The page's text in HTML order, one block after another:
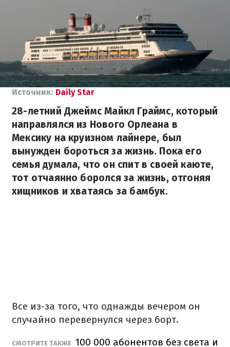
Источник: Daily Star
28-летний Джеймс Майкл Граймс, который
направлялся из Нового Орлеана в
Мексику на круизном лайнере, был
вынужден бороться за жизнь. Пока его
семья думала, что он спит в своей каюте,
тот отчаянно боролся за жизнь, отгоняя
хищников и хватаясь за бамбук.
Все из-за того, что однажды вечером он
случайно перевернулся через борт.
СМОТРИТЕ ТАКЖЕ 100 000 абонентов без света и